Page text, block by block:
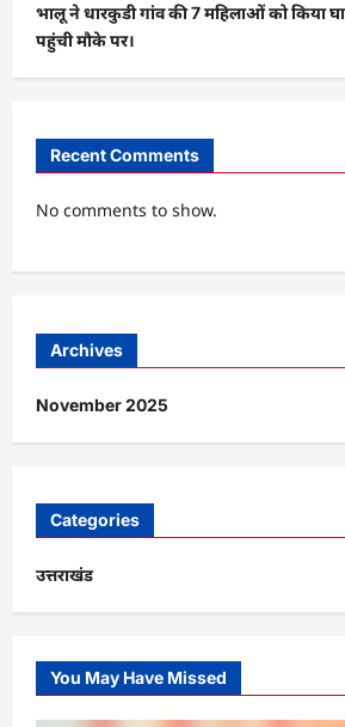
भालू ने धारकुडी गांव की 7 महिलाओं को किया
पहुंची मौके पर।
Recent Comments
No comments to show.
Archives
November 2025
Categories
उत्तराखंड
You May Have Missed